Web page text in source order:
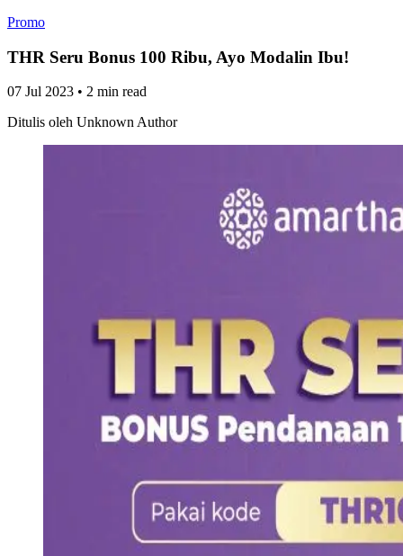
Promo
THR Seru Bonus 100 Ribu, Ayo Modalin Ibu!
07 Jul 2023 • 2 min read
Ditulis oleh Unknown Author